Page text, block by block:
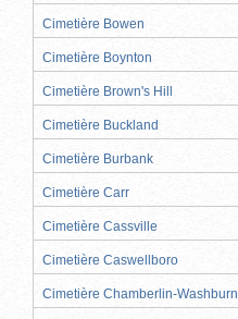
Cimetière Bowen
Cimetière Boynton
Cimetière Brown's Hill
Cimetière Buckland
Cimetière Burbank
Cimetière Carr
Cimetière Cassville
Cimetière Caswellboro
Cimetière Chamberlin-Washburn